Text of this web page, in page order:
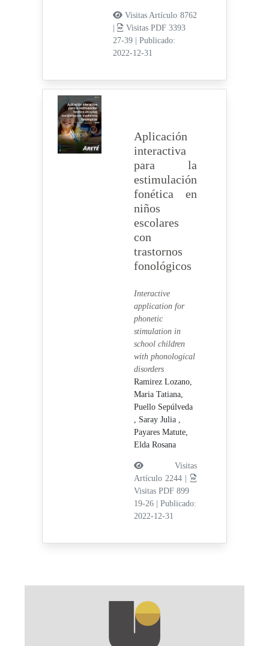
Visitas Artículo 8762
Visitas PDF 3393
27-39
Publicado:
2022-12-31
Aplicación
interactiva
para la
estimulación
fonética en
niños
escolares
con
trastornos
fonológicos
Interactive
application for
phonetic
stimulation in
school children
with phonological
disorders
Ramirez Lozano,
Maria Tatiana,
Puello Sepúlveda
, Saray Julia ,
Payares Matute,
Elda Rosana
Visitas
Artículo 2244 |
Visitas PDF 899
19-26
Publicado:
2022-12-31